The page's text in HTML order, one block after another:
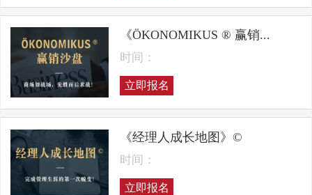
《ÖKONOMIKUS ® 赢销...
时间：
立即报名
《经理人成长地图》©
时间：
立即报名